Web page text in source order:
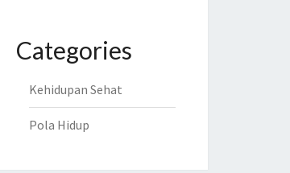
Categories
Kehidupan Sehat
Pola Hidup